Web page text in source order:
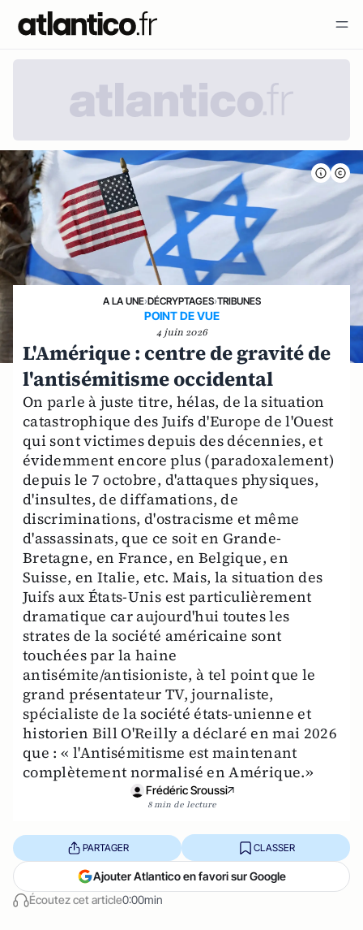
A LA UNE›DÉCRYPTAGES›TRIBUNES
POINT DE VUE
4 juin 2026
L'Amérique : centre de gravité de
l'antisémitisme occidental
On parle à juste titre, hélas, de la situation
catastrophique des Juifs d'Europe de l'Ouest
qui sont victimes depuis des décennies, et
évidemment encore plus (paradoxalement)
depuis le 7 octobre, d'attaques physiques,
d'insultes, de diffamations, de
discriminations, d'ostracisme et même
d'assassinats, que ce soit en Grande-
Bretagne, en France, en Belgique, en
Suisse, en Italie, etc. Mais, la situation des
Juifs aux États-Unis est particulièrement
dramatique car aujourd'hui toutes les
strates de la société américaine sont
touchées par la haine
antisémite/antisioniste, à tel point que le
grand présentateur TV, journaliste,
spécialiste de la société états-unienne et
historien Bill O'Reilly a déclaré en mai 2026
que : « l'Antisémitisme est maintenant
complètement normalisé en Amérique.»
Frédéric Sroussi
8 min de lecture
Écoutez cet article0:00min
PARTAGER CLASSER
Ajouter Atlantico en favori sur Google